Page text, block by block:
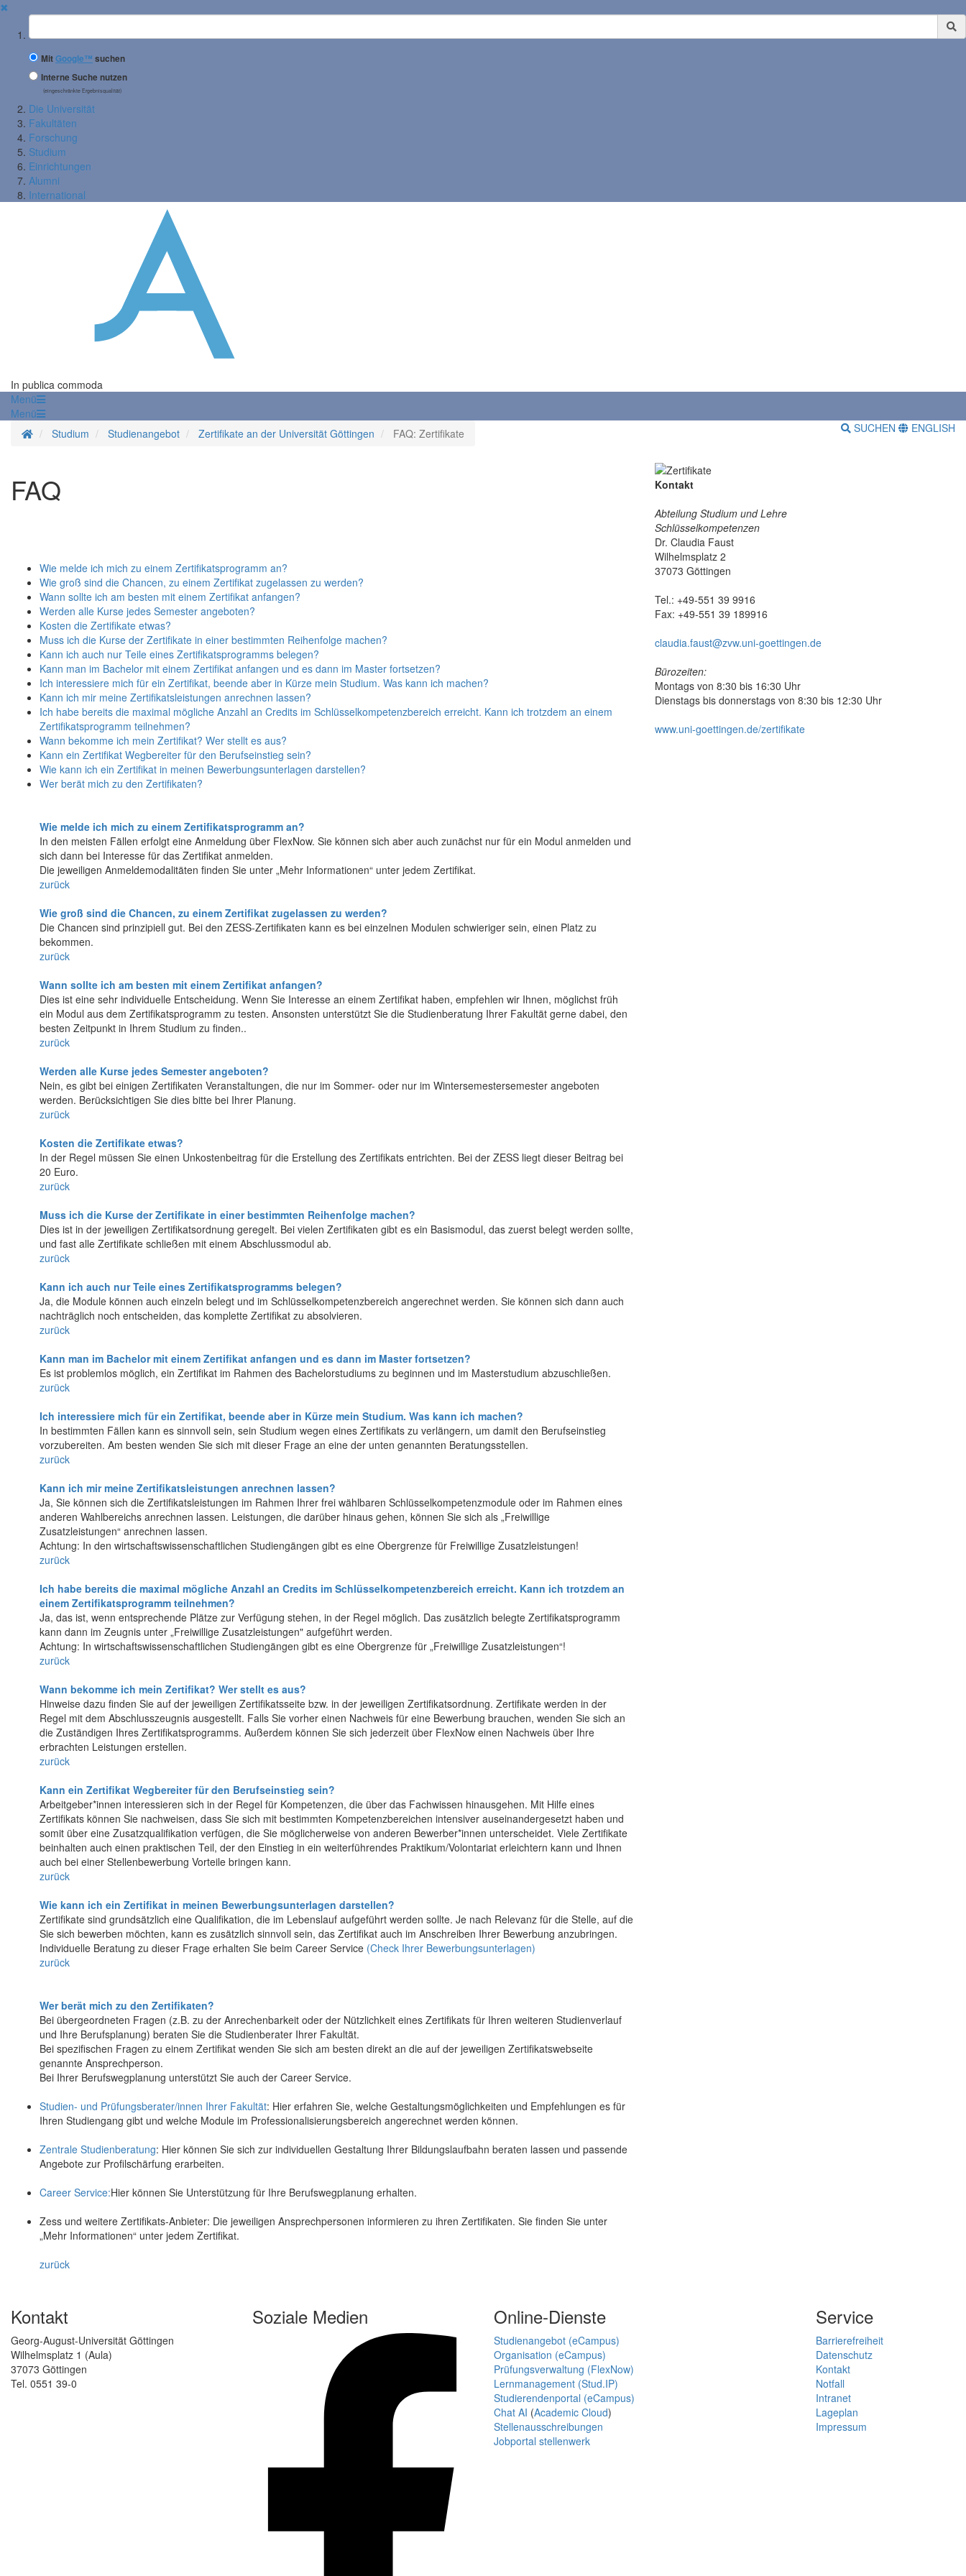
✖
Suchbegriff
MitGoogle™ suchen
Interne Suche nutzen
(eingeschränkte Ergebnisqualität)
Die Universität
Fakultäten
Forschung
Studium
Einrichtungen
Alumni
International
In publica commoda
Menü
Menü
Startseite
Studium Studienangebot Zertifikate an der Universität Göttingen FAQ: Zertifikate SUCHEN ENGLISH
FAQ
Wie melde ich mich zu einem Zertifikatsprogramm an?
Wie groß sind die Chancen, zu einem Zertifikat zugelassen zu werden?
Wann sollte ich am besten mit einem Zertifikat anfangen?
Werden alle Kurse jedes Semester angeboten?
Kosten die Zertifikate etwas?
Muss ich die Kurse der Zertifikate in einer bestimmten Reihenfolge machen?
Kann ich auch nur Teile eines Zertifikatsprogramms belegen?
Kann man im Bachelor mit einem Zertifikat anfangen und es dann im Master fortsetzen?
Ich interessiere mich für ein Zertifikat, beende aber in Kürze mein Studium. Was kann ich machen?
Kann ich mir meine Zertifikatsleistungen anrechnen lassen?
Ich habe bereits die maximal mögliche Anzahl an Credits im Schlüsselkompetenzbereich erreicht. Kann ich trotzdem an einem
Zertifikatsprogramm teilnehmen?
Wann bekomme ich mein Zertifikat? Wer stellt es aus?
Kann ein Zertifikat Wegbereiter für den Berufseinstieg sein?
Wie kann ich ein Zertifikat in meinen Bewerbungsunterlagen darstellen?
Wer berät mich zu den Zertifikaten?
Wie melde ich mich zu einem Zertifikatsprogramm an?
In den meisten Fällen erfolgt eine Anmeldung über FlexNow. Sie können sich aber auch zunächst nur für ein Modul anmelden und
sich dann bei Interesse für das Zertifikat anmelden.
Die jeweiligen Anmeldemodalitäten finden Sie unter „Mehr Informationen“ unter jedem Zertifikat.
zurück
Wie groß sind die Chancen, zu einem Zertifikat zugelassen zu werden?
Die Chancen sind prinzipiell gut. Bei den ZESS-Zertifikaten kann es bei einzelnen Modulen schwieriger sein, einen Platz zu
bekommen.
zurück
Wann sollte ich am besten mit einem Zertifikat anfangen?
Dies ist eine sehr individuelle Entscheidung. Wenn Sie Interesse an einem Zertifikat haben, empfehlen wir Ihnen, möglichst früh
ein Modul aus dem Zertifikatsprogramm zu testen. Ansonsten unterstützt Sie die Studienberatung Ihrer Fakultät gerne dabei, den
besten Zeitpunkt in Ihrem Studium zu finden..
zurück
Werden alle Kurse jedes Semester angeboten?
Nein, es gibt bei einigen Zertifikaten Veranstaltungen, die nur im Sommer- oder nur im Wintersemestersemester angeboten
werden. Berücksichtigen Sie dies bitte bei Ihrer Planung.
zurück
Kosten die Zertifikate etwas?
In der Regel müssen Sie einen Unkostenbeitrag für die Erstellung des Zertifikats entrichten. Bei der ZESS liegt dieser Beitrag bei
20 Euro.
zurück
Muss ich die Kurse der Zertifikate in einer bestimmten Reihenfolge machen?
Dies ist in der jeweiligen Zertifikatsordnung geregelt. Bei vielen Zertifikaten gibt es ein Basismodul, das zuerst belegt werden sollte,
und fast alle Zertifikate schließen mit einem Abschlussmodul ab.
zurück
Kann ich auch nur Teile eines Zertifikatsprogramms belegen?
Ja, die Module können auch einzeln belegt und im Schlüsselkompetenzbereich angerechnet werden. Sie können sich dann auch
nachträglich noch entscheiden, das komplette Zertifikat zu absolvieren.
zurück
Kann man im Bachelor mit einem Zertifikat anfangen und es dann im Master fortsetzen?
Es ist problemlos möglich, ein Zertifikat im Rahmen des Bachelorstudiums zu beginnen und im Masterstudium abzuschließen.
zurück
Ich interessiere mich für ein Zertifikat, beende aber in Kürze mein Studium. Was kann ich machen?
In bestimmten Fällen kann es sinnvoll sein, sein Studium wegen eines Zertifikats zu verlängern, um damit den Berufseinstieg
vorzubereiten. Am besten wenden Sie sich mit dieser Frage an eine der unten genannten Beratungsstellen.
zurück
Kann ich mir meine Zertifikatsleistungen anrechnen lassen?
Ja, Sie können sich die Zertifikatsleistungen im Rahmen Ihrer frei wählbaren Schlüsselkompetenzmodule oder im Rahmen eines
anderen Wahlbereichs anrechnen lassen. Leistungen, die darüber hinaus gehen, können Sie sich als „Freiwillige
Zusatzleistungen“ anrechnen lassen.
Achtung: In den wirtschaftswissenschaftlichen Studiengängen gibt es eine Obergrenze für Freiwillige Zusatzleistungen!
zurück
Ich habe bereits die maximal mögliche Anzahl an Credits im Schlüsselkompetenzbereich erreicht. Kann ich trotzdem an
einem Zertifikatsprogramm teilnehmen?
Ja, das ist, wenn entsprechende Plätze zur Verfügung stehen, in der Regel möglich. Das zusätzlich belegte Zertifikatsprogramm
kann dann im Zeugnis unter „Freiwillige Zusatzleistungen" aufgeführt werden.
Achtung: In wirtschaftswissenschaftlichen Studiengängen gibt es eine Obergrenze für „Freiwillige Zusatzleistungen“!
zurück
Wann bekomme ich mein Zertifikat? Wer stellt es aus?
Hinweise dazu finden Sie auf der jeweiligen Zertifikatsseite bzw. in der jeweiligen Zertifikatsordnung. Zertifikate werden in der
Regel mit dem Abschlusszeugnis ausgestellt. Falls Sie vorher einen Nachweis für eine Bewerbung brauchen, wenden Sie sich an
die Zuständigen Ihres Zertifikatsprogramms. Außerdem können Sie sich jederzeit über FlexNow einen Nachweis über Ihre
erbrachten Leistungen erstellen.
zurück
Kann ein Zertifikat Wegbereiter für den Berufseinstieg sein?
Arbeitgeber*innen interessieren sich in der Regel für Kompetenzen, die über das Fachwissen hinausgehen. Mit Hilfe eines
Zertifikats können Sie nachweisen, dass Sie sich mit bestimmten Kompetenzbereichen intensiver auseinandergesetzt haben und
somit über eine Zusatzqualifikation verfügen, die Sie möglicherweise von anderen Bewerber*innen unterscheidet. Viele Zertifikate
beinhalten auch einen praktischen Teil, der den Einstieg in ein weiterführendes Praktikum/Volontariat erleichtern kann und Ihnen
auch bei einer Stellenbewerbung Vorteile bringen kann.
zurück
Wie kann ich ein Zertifikat in meinen Bewerbungsunterlagen darstellen?
Zertifikate sind grundsätzlich eine Qualifikation, die im Lebenslauf aufgeführt werden sollte. Je nach Relevanz für die Stelle, auf die
Sie sich bewerben möchten, kann es zusätzlich sinnvoll sein, das Zertifikat auch im Anschreiben Ihrer Bewerbung anzubringen.
Individuelle Beratung zu dieser Frage erhalten Sie beim Career Service (Check Ihrer Bewerbungsunterlagen)
zurück
Wer berät mich zu den Zertifikaten?
Bei übergeordneten Fragen (z.B. zu der Anrechenbarkeit oder der Nützlichkeit eines Zertifikats für Ihren weiteren Studienverlauf
und Ihre Berufsplanung) beraten Sie die Studienberater Ihrer Fakultät.
Bei spezifischen Fragen zu einem Zertifikat wenden Sie sich am besten direkt an die auf der jeweiligen Zertifikatswebseite
genannte Ansprechperson.
Bei Ihrer Berufswegplanung unterstützt Sie auch der Career Service.
Studien- und Prüfungsberater/innen Ihrer Fakultät: Hier erfahren Sie, welche Gestaltungsmöglichkeiten und Empfehlungen es für
Ihren Studiengang gibt und welche Module im Professionalisierungsbereich angerechnet werden können.
Zentrale Studienberatung: Hier können Sie sich zur individuellen Gestaltung Ihrer Bildungslaufbahn beraten lassen und passende
Angebote zur Profilschärfung erarbeiten.
Career Service:Hier können Sie Unterstützung für Ihre Berufswegplanung erhalten.
Zess und weitere Zertifikats-Anbieter: Die jeweiligen Ansprechpersonen informieren zu ihren Zertifikaten. Sie finden Sie unter
„Mehr Informationen“ unter jedem Zertifikat.
zurück
Kontakt
Abteilung Studium und Lehre
Schlüsselkompetenzen
Dr. Claudia Faust
Wilhelmsplatz 2
37073 Göttingen
Tel.: +49-551 39 9916
Fax: +49-551 39 189916
claudia.faust@zvw.uni-goettingen.de
Bürozeiten:
Montags von 8:30 bis 16:30 Uhr
Dienstags bis donnerstags von 8:30 bis 12:30 Uhr
www.uni-goettingen.de/zertifikate
Kontakt
Georg-August-Universität Göttingen
Wilhelmsplatz 1 (Aula)
37073 Göttingen
Tel. 0551 39-0
Soziale Medien Online-Dienste
Studienangebot (eCampus)
Organisation (eCampus)
Prüfungsverwaltung (FlexNow)
Lernmanagement (Stud.IP)
Studierendenportal (eCampus)
Chat AI (Academic Cloud)
Stellenausschreibungen
Jobportal stellenwerk
Service
Barrierefreiheit
Datenschutz
Kontakt
Notfall
Intranet
Lageplan
Impressum